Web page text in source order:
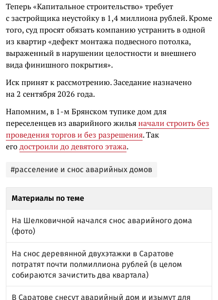
Теперь «Капитальное строительство» требует
с застройщика неустойку в 1,4 миллиона рублей. Кроме
того, суд просят обязать компанию устранить в одной
из квартир «дефект монтажа подвесного потолка,
выраженный в нарушении целостности и внешнего
вида финишного покрытия».
Иск принят к рассмотрению. Заседание назначено
на 2 сентября 2026 года.
Напомним, в 1-м Брянском тупике дом для
переселенцев из аварийного жильяначали строить без
проведения торгов и без разрешения. Так
егодостроили до девятого этажа.
#расселение и снос аварийных домов
Материалы по теме
На Шелковичной начался снос аварийного дома
(фото)
На снос деревянной двухэтажки в Саратове
потратят почти полмиллиона рублей (в целом
собираются зачистить два квартала)
В Саратове снесут аварийный дом и изымут для